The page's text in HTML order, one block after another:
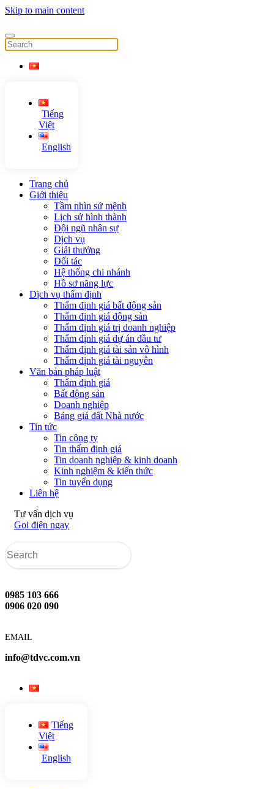
Skip to main content
Tiếng
Việt
English
Trang chủ
Giới thiệu
Tầm nhìn sứ mệnh
Lịch sử hình thành
Đội ngũ nhân sự
Dịch vụ
Giải thưởng
Đối tác
Hệ thống chi nhánh
Hồ sơ năng lực
Dịch vụ thẩm định
Thẩm định giá bất động sản
Thẩm định giá động sản
Thẩm định giá trị doanh nghiệp
Thẩm định giá dự án đầu tư
Thẩm định giá tài sản vô hình
Thẩm định giá tài nguyên
Văn bản pháp luật
Thẩm định giá
Bất động sản
Doanh nghiệp
Bảng giá đất Nhà nước
Tin tức
Tin công ty
Tin thẩm định giá
Tin doanh nghiệp & kinh doanh
Kinh nghiệm & kiến thức
Tin tuyển dụng
Liên hệ
Tư vấn dịch vụ
Gọi điện ngay
0985 103 666
0906 020 090
EMAIL
info@tdvc.com.vn
Tiếng
Việt
English